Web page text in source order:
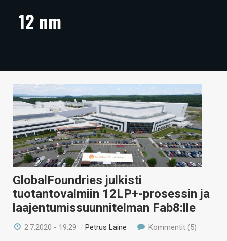
ARTIKKELIT
TECHBBS
TIETOA
HINTA.FI
KAUPPA
VAIHDA TEEMA
HAKU
12 nm
GlobalFoundries julkisti
tuotantovalmiin 12LP+-prosessin ja
laajentumissuunnitelman Fab8:lle
2.7.2020 - 19:29 /Petrus Laine Kommentit (5)